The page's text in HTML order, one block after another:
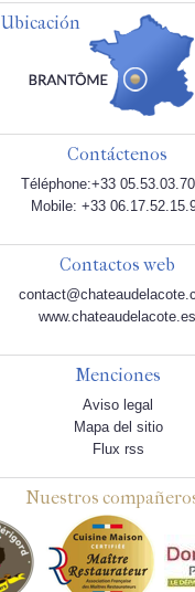
Ubicación
Contáctenos
Téléphone:+33
Mobile: +33
Contactos web
www.chateaudelacote.es
Menciones
Aviso legal
Mapa del sitio
Flux rss
Nuestros